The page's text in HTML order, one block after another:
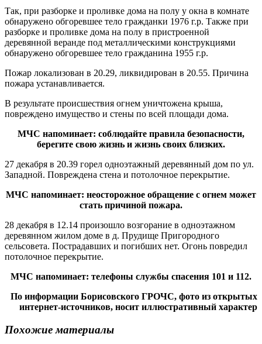
Так, при разборке и проливке дома на полу у окна в комнате
обнаружено обгоревшее тело гражданки 1976 г.р. Также при
разборке и проливке дома на полу в пристроенной
деревянной веранде под металлическими конструкциями
обнаружено обгоревшее тело гражданина 1955 г.р.
Пожар локализован в 20.29, ликвидирован в 20.55. Причина
пожара устанавливается.
В результате происшествия огнем уничтожена крыша,
повреждено имущество и стены по всей площади дома.
МЧС напоминает: соблюдайте правила безопасности,
берегите свою жизнь и жизнь своих близких.
27 декабря в 20.39 горел одноэтажный деревянный дом по ул.
Западной. Повреждена стена и потолочное перекрытие.
МЧС напоминает: неосторожное обращение с огнем может
стать причиной пожара.
28 декабря в 12.14 произошло возгорание в одноэтажном
деревянном жилом доме в д. Прудище Пригородного
сельсовета. Пострадавших и погибших нет. Огонь повредил
потолочное перекрытие.
МЧС напоминает: телефоны службы спасения 101 и 112.
По информации Борисовского ГРОЧС, фото из открытых
интернет-источников, носит иллюстративный характер
Похожие материалы